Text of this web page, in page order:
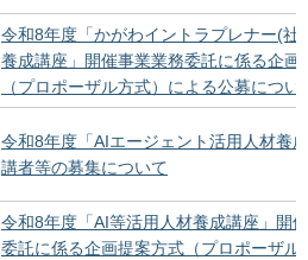
令和8年度「かがわイントラプレナー(社
養成講座」開催事業業務委託に係る企画
（プロポーザル方式）による公募につい
令和8年度「AIエージェント活用人材養
講者等の募集について
令和8年度「AI等活用人材養成講座」開
委託に係る企画提案方式（プロポーザル